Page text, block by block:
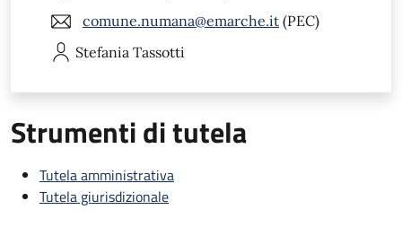
comune.numana@emarche.it (PEC)
Stefania Tassotti
Strumenti di tutela
Tutela amministrativa
Tutela giurisdizionale